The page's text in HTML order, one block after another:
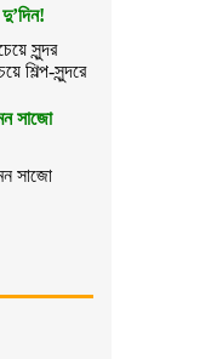
দু’দিন!
সুন্দর
শিল্প-সুন্দরে
সাজো
সাজো